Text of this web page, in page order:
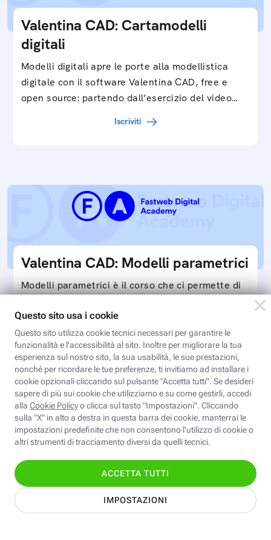
Valentina CAD: Cartamodelli
digitali
Modelli digitali apre le porte alla modellistica
digitale con il software Valentina CAD, free e
open source: partendo dall’esercizio del video…
Iscriviti
Valentina CAD: Modelli parametrici
Modelli parametrici è il corso che ci permette di
utilizzare con il software Valentina CAD per…
Iscriviti
Iscriviti
all'area